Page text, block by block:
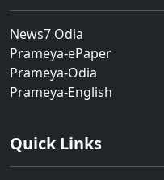
News7 Odia
Prameya-ePaper
Prameya-Odia
Prameya-English
Quick Links